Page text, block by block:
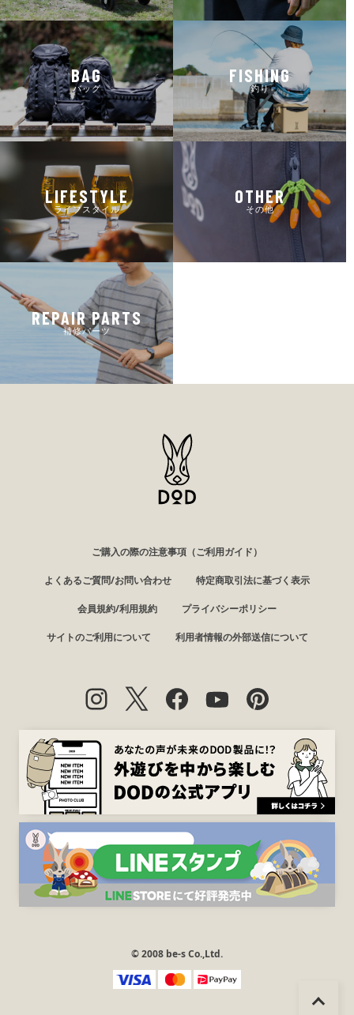
BAG
バッグ
FISHING
釣り
LIFESTYLE
ライフスタイル
OTHER
その他
REPAIR PARTS
補修パーツ
ご購入の際の注意事項（ご利用ガイド）
よくあるご質問/お問い合わせ 特定商取引法に基づく表示
会員規約/利用規約 プライバシーポリシー
サイトのご利用について 利用者情報の外部送信について
© 2008 be-s Co.,Ltd.